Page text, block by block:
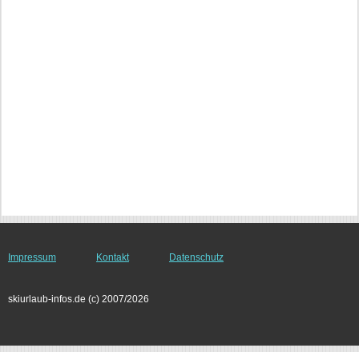
Impressum Kontakt Datenschutz
skiurlaub-infos.de (c) 2007/2026